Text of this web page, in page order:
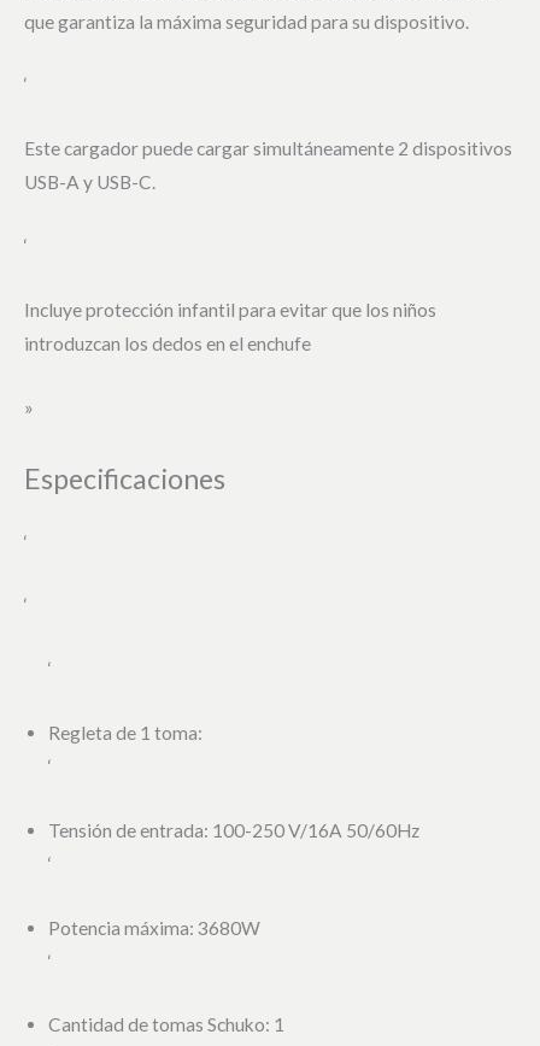
que garantiza la máxima seguridad para su dispositivo.
‘
Este cargador puede cargar simultáneamente 2 dispositivos
USB-A y USB-C.
‘
Incluye protección infantil para evitar que los niños
introduzcan los dedos en el enchufe
»
Especificaciones
‘
‘
‘
Regleta de 1 toma:
‘
Tensión de entrada: 100-250 V/16A 50/60Hz
‘
Potencia máxima: 3680W
‘
Cantidad de tomas Schuko: 1